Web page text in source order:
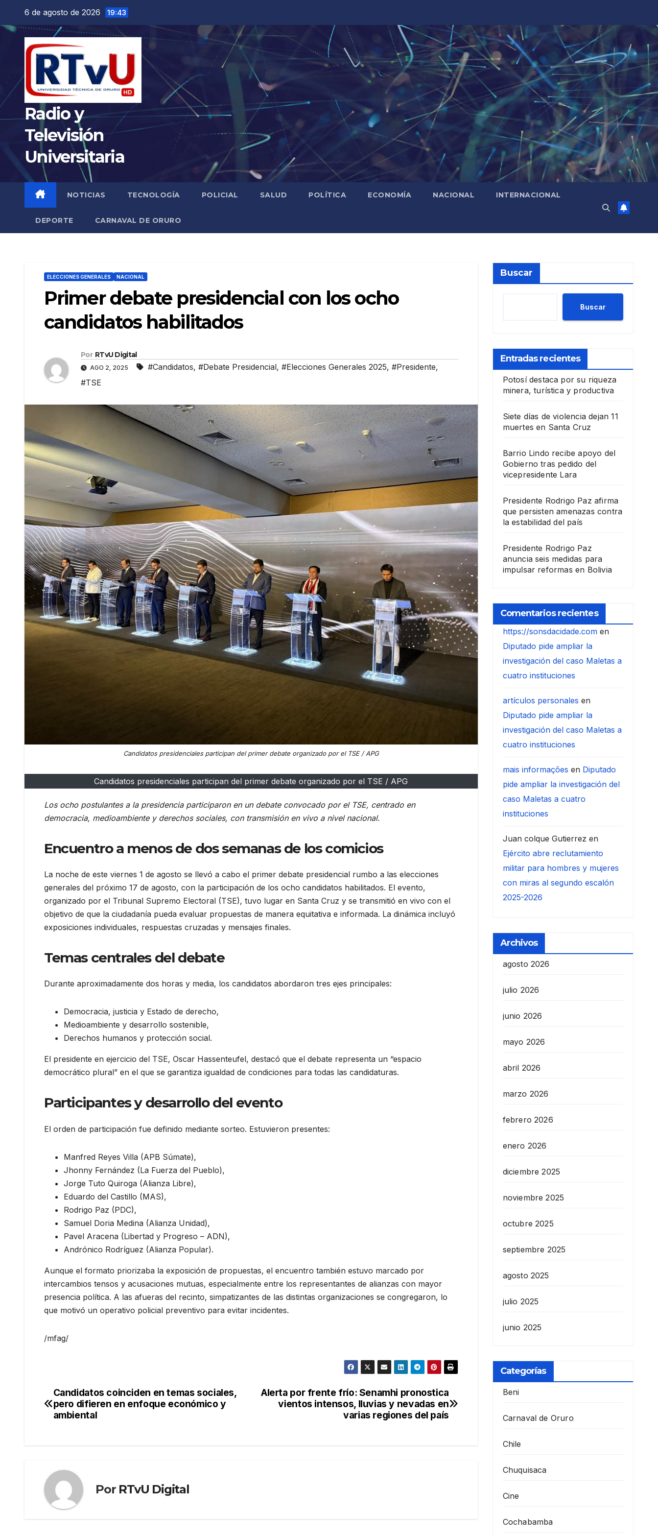
contenido
6 de agosto de 2026 19:43
Radio y
Televisión
Universitaria
NOTICIAS TECNOLOGÍA POLICIAL SALUD POLÍTICA ECONOMÍA NACIONAL INTERNACIONAL
DEPORTE CARNAVAL DE ORURO
ELECCIONES GENERALES NACIONAL
Primer debate presidencial con los ocho
candidatos habilitados
Por RTvU Digital
AGO 2, 2025 #Candidatos, #Debate Presidencial, #Elecciones Generales 2025, #Presidente,
#TSE
Candidatos presidenciales participan del primer debate organizado por el TSE / APG
Candidatos presidenciales participan del primer debate organizado por el TSE / APG
Los ocho postulantes a la presidencia participaron en un debate convocado por el TSE, centrado en
democracia, medioambiente y derechos sociales, con transmisión en vivo a nivel nacional.
Encuentro a menos de dos semanas de los comicios
La noche de este viernes 1 de agosto se llevó a cabo el primer debate presidencial rumbo a las elecciones
generales del próximo 17 de agosto, con la participación de los ocho candidatos habilitados. El evento,
organizado por el Tribunal Supremo Electoral (TSE), tuvo lugar en Santa Cruz y se transmitió en vivo con el
objetivo de que la ciudadanía pueda evaluar propuestas de manera equitativa e informada. La dinámica incluyó
exposiciones individuales, respuestas cruzadas y mensajes finales.
Temas centrales del debate
Durante aproximadamente dos horas y media, los candidatos abordaron tres ejes principales:
Democracia, justicia y Estado de derecho,
Medioambiente y desarrollo sostenible,
Derechos humanos y protección social.
El presidente en ejercicio del TSE, Oscar Hassenteufel, destacó que el debate representa un “espacio
democrático plural” en el que se garantiza igualdad de condiciones para todas las candidaturas.
Participantes y desarrollo del evento
El orden de participación fue definido mediante sorteo. Estuvieron presentes:
Manfred Reyes Villa (APB Súmate),
Jhonny Fernández (La Fuerza del Pueblo),
Jorge Tuto Quiroga (Alianza Libre),
Eduardo del Castillo (MAS),
Rodrigo Paz (PDC),
Samuel Doria Medina (Alianza Unidad),
Pavel Aracena (Libertad y Progreso – ADN),
Andrónico Rodríguez (Alianza Popular).
Aunque el formato priorizaba la exposición de propuestas, el encuentro también estuvo marcado por
intercambios tensos y acusaciones mutuas, especialmente entre los representantes de alianzas con mayor
presencia política. A las afueras del recinto, simpatizantes de las distintas organizaciones se congregaron, lo
que motivó un operativo policial preventivo para evitar incidentes.
/mfag/
Navegación
de
Alerta por frente frío: Senamhi pronostica
vientos intensos, lluvias y nevadas en
varias regiones del país
Candidatos coinciden en temas sociales,
pero difieren en enfoque económico y
ambiental
Por RTvU Digital
Buscar
Buscar
Entradas recientes
Potosí destaca por su riqueza
minera, turística y productiva
Siete días de violencia dejan 11
muertes en Santa Cruz
Barrio Lindo recibe apoyo del
Gobierno tras pedido del
vicepresidente Lara
Presidente Rodrigo Paz afirma
que persisten amenazas contra
la estabilidad del país
Presidente Rodrigo Paz
anuncia seis medidas para
impulsar reformas en Bolivia
Comentarios recientes
https://sonsdacidade.comen
Diputado pide ampliar la
investigación del caso Maletas a
cuatro instituciones
artículos personales en
Diputado pide ampliar la
investigación del caso Maletas a
cuatro instituciones
mais informações en Diputado
pide ampliar la investigación del
caso Maletas a cuatro
instituciones
Juan colque Gutierrez en
Ejército abre reclutamiento
militar para hombres y mujeres
con miras al segundo escalón
2025-2026
Archivos
agosto 2026
julio 2026
junio 2026
mayo 2026
abril 2026
marzo 2026
febrero 2026
enero 2026
diciembre 2025
noviembre 2025
octubre 2025
septiembre 2025
agosto 2025
julio 2025
junio 2025
Categorías
Beni
Carnaval de Oruro
Chile
Chuquisaca
Cine
Cochabamba